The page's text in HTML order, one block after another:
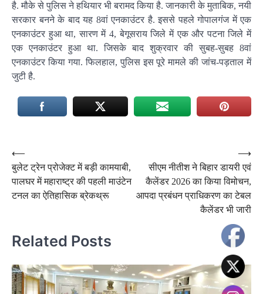
है. मौके से पुलिस ने हथियार भी बरामद किया है. जानकारी के मुताबिक, नयी
सरकार बनने के बाद यह 8वां एनकाउंटर है. इससे पहले गोपालगंज में एक
एनकाउंटर हुआ था, सारण में 4, बेगूसराय जिले में एक और पटना जिले में
एक एनकाउंटर हुआ था. जिसके बाद शुक्रवार की सुबह-सुबह 8वां
एनकाउंटर किया गया. फिलहाल, पुलिस इस पूरे मामले की जांच-पड़ताल में
जुटी है.
Post
navigation
⟵
बुलेट ट्रेन प्रोजेक्ट में बड़ी कामयाबी,
पालघर में महाराष्ट्र की पहली माउंटेन
टनल का ऐतिहासिक ब्रेकथ्रू
सीएम नीतीश ने बिहार डायरी एवं
कैलेंडर 2026 का किया विमोचन,
आपदा प्रबंधन प्राधिकरण का टेबल
कैलेंडर भी जारी
⟶
Related Posts